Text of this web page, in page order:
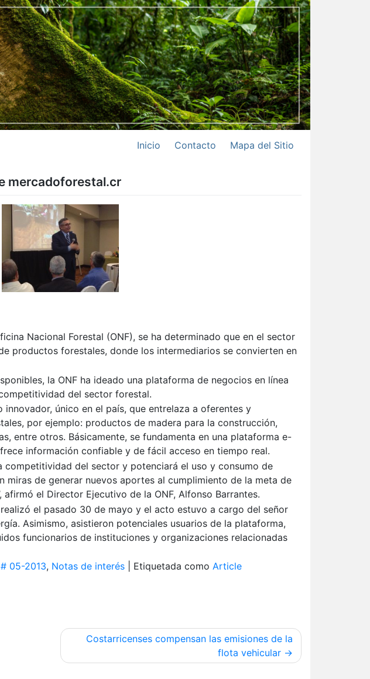
Inicio Contacto
Mapa del Sitio
mercadoforestal.cr
Nacional Forestal (ONF), se ha determinado que en el sector
productos forestales, donde los intermediarios se convierten en
la ONF ha ideado una plataforma de negocios en línea
del sector forestal.
innovador, único en el país, que entrelaza a oferentes y
por ejemplo: productos de madera para la construcción,
entre otros. Básicamente, se fundamenta en una plataforma e-
información confiable y de fácil acceso en tiempo real.
competitividad del sector y potenciará el uso y consumo de
miras de generar nuevos aportes al cumplimiento de la meta de
afirmó el Director Ejecutivo de la ONF, Alfonso Barrantes.
el pasado 30 de mayo y el acto estuvo a cargo del señor
Asimismo, asistieron potenciales usuarios de la plataforma,
funcionarios de instituciones y organizaciones relacionadas
05-2013, Notas de interés Etiquetada como Article
Costarricenses compensan las emisiones de la
flota vehicular